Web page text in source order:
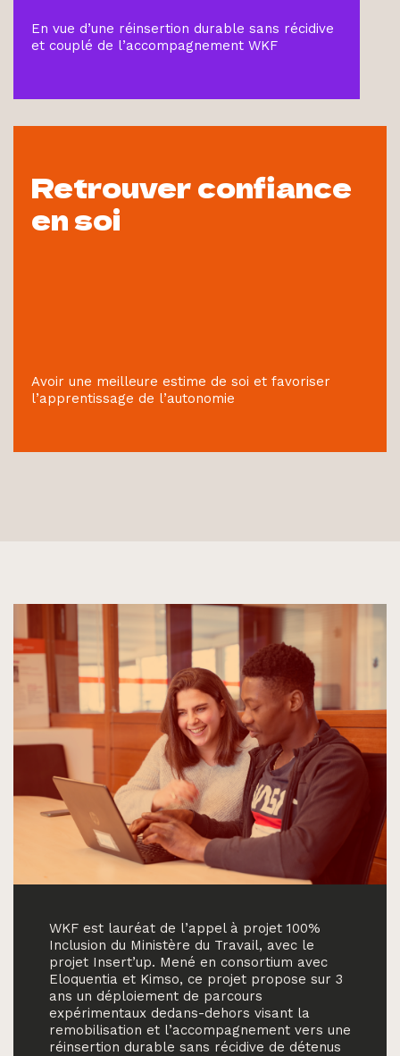
En vue d’une réinsertion durable sans récidive
et couplé de l’accompagnement WKF
Retrouver confiance
en soi
Avoir une meilleure estime de soi et favoriser
l’apprentissage de l’autonomie
WKF est lauréat de l’appel à projet 100%
Inclusion du Ministère du Travail, avec le
projet Insert’up. Mené en consortium avec
Eloquentia et Kimso, ce projet propose sur 3
ans un déploiement de parcours
expérimentaux dedans-dehors visant la
remobilisation et l’accompagnement vers une
réinsertion durable sans récidive de détenus